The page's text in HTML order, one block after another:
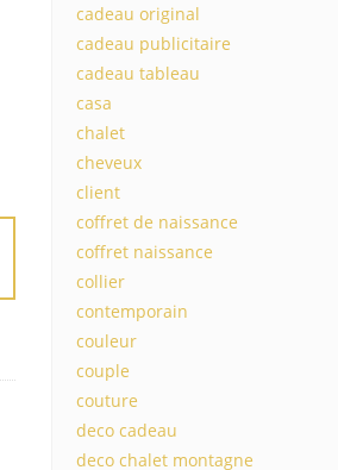
cadeau original
cadeau publicitaire
cadeau tableau
casa
chalet
cheveux
client
coffret de naissance
coffret naissance
collier
contemporain
couleur
couple
couture
deco cadeau
deco chalet montagne